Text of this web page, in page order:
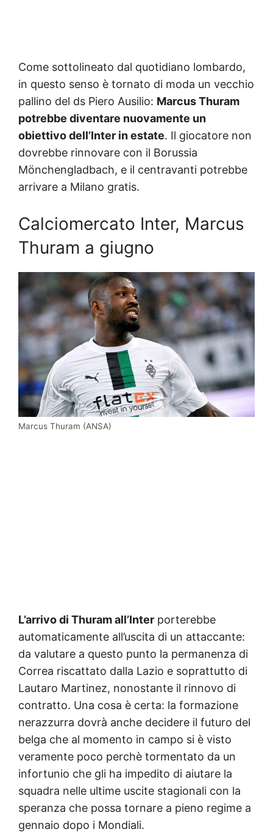
Come sottolineato dal quotidiano lombardo,
in questo senso è tornato di moda un vecchio
pallino del ds Piero Ausilio: Marcus Thuram
potrebbe diventare nuovamente un
obiettivo dell’Inter in estate. Il giocatore non
dovrebbe rinnovare con il Borussia
Mönchengladbach, e il centravanti potrebbe
arrivare a Milano gratis.
Calciomercato Inter, Marcus
Thuram a giugno
Marcus Thuram (ANSA)
L’arrivo di Thuram all’Inter porterebbe
automaticamente all’uscita di un attaccante:
da valutare a questo punto la permanenza di
Correa riscattato dalla Lazio e soprattutto di
Lautaro Martinez, nonostante il rinnovo di
contratto. Una cosa è certa: la formazione
nerazzurra dovrà anche decidere il futuro del
belga che al momento in campo si è visto
veramente poco perchè tormentato da un
infortunio che gli ha impedito di aiutare la
squadra nelle ultime uscite stagionali con la
speranza che possa tornare a pieno regime a
gennaio dopo i Mondiali.